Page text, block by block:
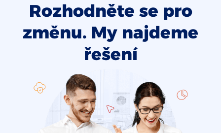
Rozhodněte se pro
změnu. My najdeme
řešení